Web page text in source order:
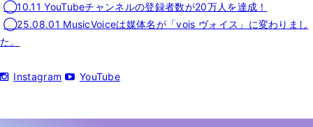
◯10.11 YouTubeチャンネルの登録者数が20万人を達成！
◯25.08.01 MusicVoiceは媒体名が「vois ヴォイス」に変わりまし
た。
Instagram YouTube